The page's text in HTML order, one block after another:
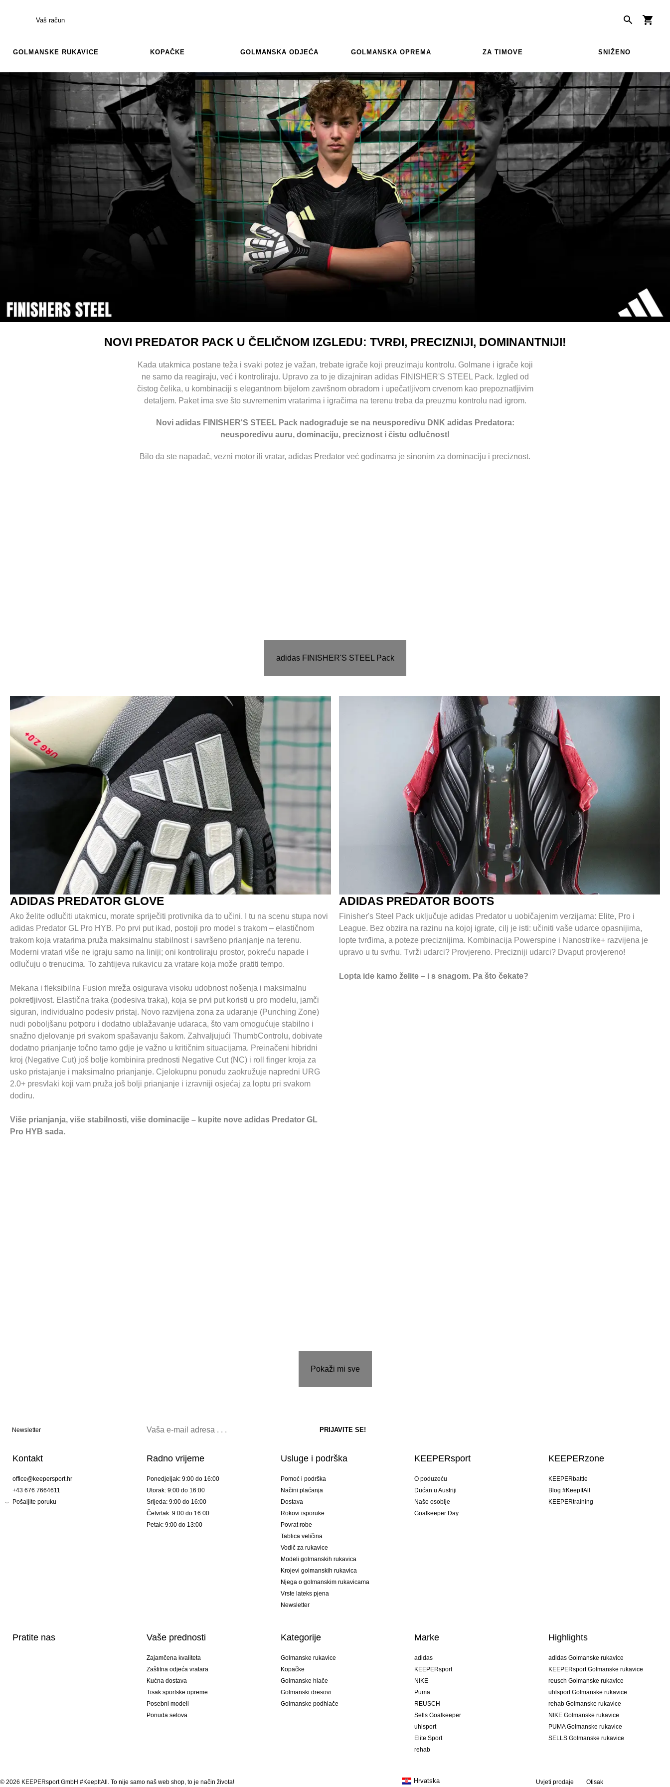
Vaš račun
GOLMANSKE RUKAVICE KOPAČKE GOLMANSKA ODJEĆA GOLMANSKA OPREMA ZA TIMOVE SNIŽENO
NOVI PREDATOR PACK U ČELIČNOM IZGLEDU: TVRĐI, PRECIZNIJI, DOMINANTNIJI!
Kada utakmica postane teža i svaki potez je važan, trebate igrače koji preuzimaju kontrolu. Golmane i igrače koji
ne samo da reagiraju, već i kontroliraju. Upravo za to je dizajniran adidas FINISHER'S STEEL Pack. Izgled od
čistog čelika, u kombinaciji s elegantnom bijelom završnom obradom i upečatljivom crvenom kao prepoznatljivim
detaljem. Paket ima sve što suvremenim vratarima i igračima na terenu treba da preuzmu kontrolu nad igrom.
Novi adidas FINISHER'S STEEL Pack nadograđuje se na neusporedivu DNK adidas Predatora:
neusporedivu auru, dominaciju, preciznost i čistu odlučnost!
Bilo da ste napadač, vezni motor ili vratar, adidas Predator već godinama je sinonim za dominaciju i preciznost.
adidas FINISHER'S STEEL Pack
ADIDAS PREDATOR GLOVE
Ako želite odlučiti utakmicu, morate spriječiti protivnika da to učini. I tu na scenu stupa novi
adidas Predator GL Pro HYB. Po prvi put ikad, postoji pro model s trakom – elastičnom
trakom koja vratarima pruža maksimalnu stabilnost i savršeno prianjanje na terenu.
Moderni vratari više ne igraju samo na liniji; oni kontroliraju prostor, pokreću napade i
odlučuju o trenucima. To zahtijeva rukavicu za vratare koja može pratiti tempo.
Mekana i fleksibilna Fusion mreža osigurava visoku udobnost nošenja i maksimalnu
pokretljivost. Elastična traka (podesiva traka), koja se prvi put koristi u pro modelu, jamči
siguran, individualno podesiv pristaj. Novo razvijena zona za udaranje (Punching Zone)
nudi poboljšanu potporu i dodatno ublažavanje udaraca, što vam omogućuje stabilno i
snažno djelovanje pri svakom spašavanju šakom. Zahvaljujući ThumbControlu, dobivate
dodatno prianjanje točno tamo gdje je važno u kritičnim situacijama. Preinačeni hibridni
kroj (Negative Cut) još bolje kombinira prednosti Negative Cut (NC) i roll finger kroja za
usko pristajanje i maksimalno prianjanje. Cjelokupnu ponudu zaokružuje napredni URG
2.0+ presvlaki koji vam pruža još bolji prianjanje i izravniji osjećaj za loptu pri svakom
dodiru.
Više prianjanja, više stabilnosti, više dominacije – kupite nove adidas Predator GL
Pro HYB sada.
ADIDAS PREDATOR BOOTS
Finisher's Steel Pack uključuje adidas Predator u uobičajenim verzijama: Elite, Pro i
League. Bez obzira na razinu na kojoj igrate, cilj je isti: učiniti vaše udarce opasnijima,
lopte tvrđima, a poteze preciznijima. Kombinacija Powerspine i Nanostrike+ razvijena je
upravo u tu svrhu. Tvrži udarci? Provjereno. Precizniji udarci? Dvaput provjereno!
Lopta ide kamo želite – i s snagom. Pa što čekate?
Pokaži mi sve
Newsletter
Kontakt
office@keepersport.hr
+43 676 7664611
Pošaljite poruku
Radno vrijeme
Ponedjeljak: 9:00 do 16:00
Utorak: 9:00 do 16:00
Srijeda: 9:00 do 16:00
Četvrtak: 9:00 do 16:00
Petak: 9:00 do 13:00
Usluge i podrška
Pomoć i podrška
Načini plaćanja
Dostava
Rokovi isporuke
Povrat robe
Tablica veličina
Vodič za rukavice
Modeli golmanskih rukavica
Krojevi golmanskih rukavica
Njega o golmanskim rukavicama
Vrste lateks pjena
Newsletter
KEEPERsport
O poduzeću
Dućan u Austriji
Naše osoblje
Goalkeeper Day
KEEPERzone
KEEPERbattle
Blog #KeepItAll
KEEPERtraining
Pratite nas Vaše prednosti
Zajamčena kvaliteta
Zaštitna odjeća vratara
Kućna dostava
Tisak sportske opreme
Posebni modeli
Ponuda setova
Kategorije
Golmanske rukavice
Kopačke
Golmanske hlače
Golmanski dresovi
Golmanske podhlače
Marke
adidas
KEEPERsport
NIKE
Puma
REUSCH
Sells Goalkeeper
uhlsport
Elite Sport
rehab
Highlights
adidas Golmanske rukavice
KEEPERsport Golmanske rukavice
reusch Golmanske rukavice
uhlsport Golmanske rukavice
rehab Golmanske rukavice
NIKE Golmanske rukavice
PUMA Golmanske rukavice
SELLS Golmanske rukavice
© 2026 KEEPERsport GmbH #KeepItAll. To nije samo naš web shop, to je način života! Uvjeti prodaje Otisak
Hrvatska